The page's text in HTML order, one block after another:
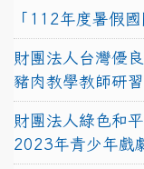
「112年度暑假
財團法人台灣優
豬肉教學教師研習
財團法人綠色和
2023年青少年戲